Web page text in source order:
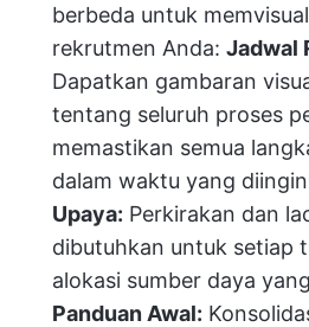
berbeda untuk
rekrutmen Anda: Jadwal
Dapatkan gambaran
tentang seluruh proses
memastikan semua
dalam waktu yang
Upaya: Perkirakan dan
dibutuhkan untuk setiap
alokasi sumber daya
Panduan Awal: